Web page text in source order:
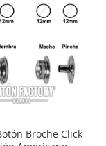
Broche Click